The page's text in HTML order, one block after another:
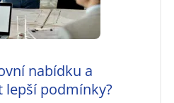
nabídku a
lepší podmínky?